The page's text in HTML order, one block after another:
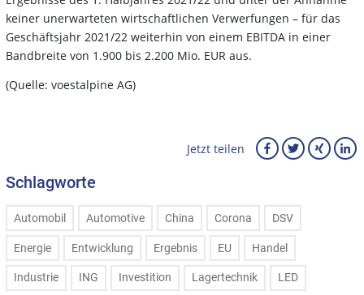
keiner unerwarteten wirtschaftlichen Verwerfungen – für das
Geschäftsjahr 2021/22 weiterhin von einem EBITDA in einer
Bandbreite von 1.900 bis 2.200 Mio. EUR aus.
(Quelle: voestalpine AG)
Jetzt teilen
Schlagworte
Automobil Automotive China Corona DSV
Energie Entwicklung Ergebnis EU Handel
Industrie ING Investition Lagertechnik LED